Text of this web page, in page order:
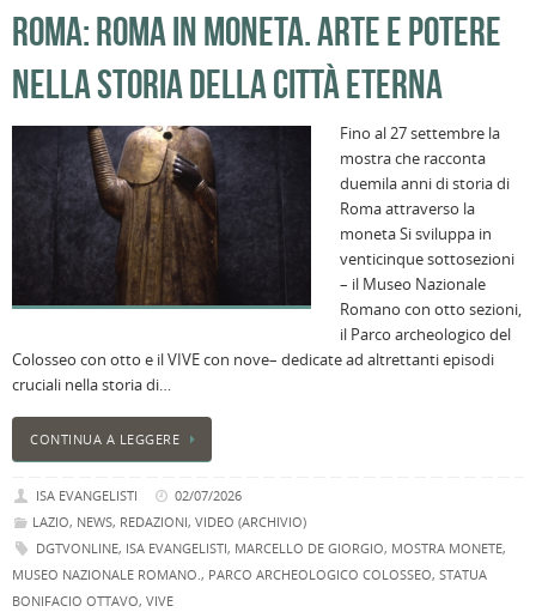
ROMA: ROMA IN MONETA. ARTE E POTERE
NELLA STORIA DELLA CITTÀ ETERNA
Fino al 27 settembre la
mostra che racconta
duemila anni di storia di
Roma attraverso la
moneta Si sviluppa in
venticinque sottosezioni
– il Museo Nazionale
Romano con otto sezioni,
il Parco archeologico del
Colosseo con otto e il VIVE con nove– dedicate ad altrettanti episodi
cruciali nella storia di…
CONTINUA A LEGGERE
ISA EVANGELISTI
02/07/2026
LAZIO, NEWS, REDAZIONI, VIDEO (ARCHIVIO)
DGTVONLINE, ISA EVANGELISTI, MARCELLO DE GIORGIO, MOSTRA MONETE,
MUSEO NAZIONALE ROMANO., PARCO ARCHEOLOGICO COLOSSEO, STATUA
BONIFACIO OTTAVO, VIVE